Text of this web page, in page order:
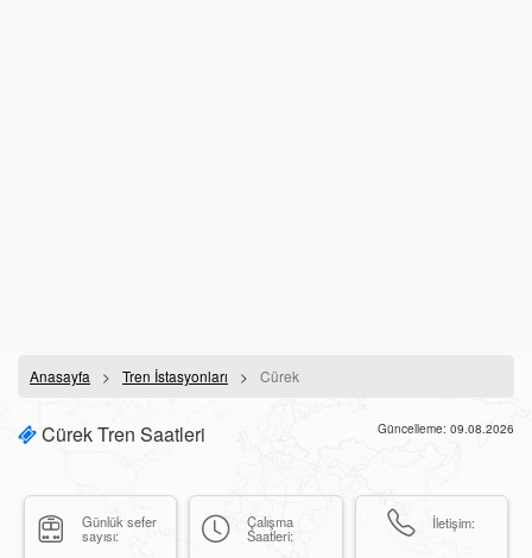
Anasayfa Tren İstasyonları Cürek
Cürek Tren Saatleri Güncelleme: 09.08.2026
Günlük sefer
sayısı:
Çalışma
Saatleri:
İletişim: